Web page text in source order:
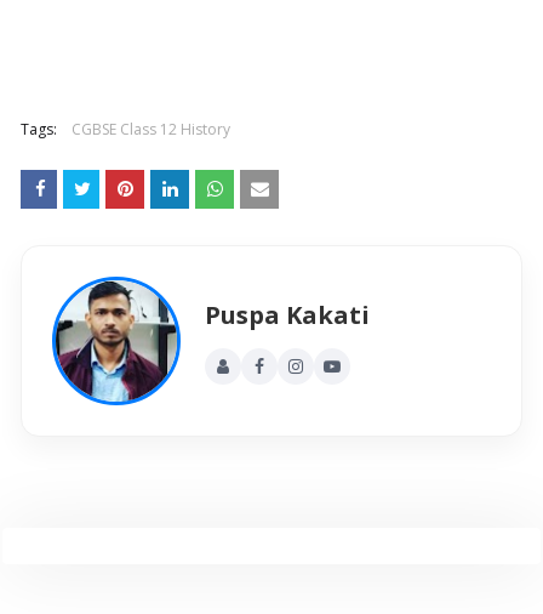
Tags: CGBSE Class 12 History
Puspa Kakati